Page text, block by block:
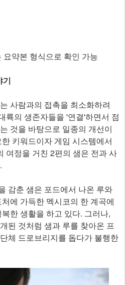
약본 형식으로 확인 가능
기
사람과의 접촉을 최소화하려
륙의 생존자들을 '연결'하면서 점
것을 바탕으로 일종의 개선이
키워드이자 게임 시스템에서
여정을 거친 2편의 샘은 전과 사
감춘 샘은 포드에서 나온 루와
에 가득한 멕시코의 한 계곡에
한 생활을 하고 있다. 그러나,
된 것처럼 샘과 루를 찾아온 프
체 드로브리지를 돕다가 불행한